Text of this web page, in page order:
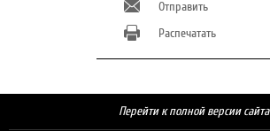
Отправить
Распечатать
Перейти к полной версии сайта